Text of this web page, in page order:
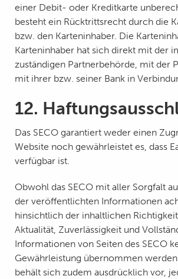
einer Debit- oder Kreditkarte
besteht ein Rücktrittsrecht durch die
bzw. den Karteninhaber. Die
Karteninhaber hat sich direkt mit der
zuständigen Partnerbehörde, mit der
mit ihrer bzw. seiner Bank in
12.
Das SECO garantiert weder einen
Website noch gewährleistet es, dass
verfügbar ist.
Obwohl das SECO mit aller Sorgfalt
der veröffentlichten Informationen
hinsichtlich der inhaltlichen
Aktualität, Zuverlässigkeit und
Informationen von Seiten des SECO
Gewährleistung übernommen
behält sich zudem ausdrücklich vor,